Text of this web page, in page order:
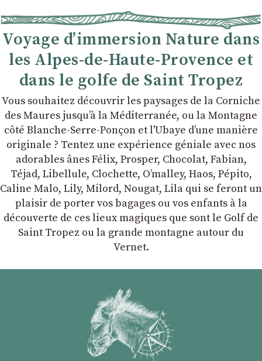
Voyage d’immersion Nature dans
les Alpes-de-Haute-Provence et
dans le golfe de Saint Tropez
Vous souhaitez découvrir les paysages de la Corniche
des Maures jusqu’à la Méditerranée, ou la Montagne
côté Blanche-Serre-Ponçon et l'Ubaye dʼune manière
originale ? Tentez une expérience géniale avec nos
adorables ânes Félix, Prosper, Chocolat, Fabian,
Téjad, Libellule, Clochette, Oʼmalley, Haos, Pépito,
Caline Malo, Lily, Milord, Nougat, Lila qui se feront un
plaisir de porter vos bagages ou vos enfants à la
découverte de ces lieux magiques que sont le Golf de
Saint Tropez ou la grande montagne autour du
Vernet.